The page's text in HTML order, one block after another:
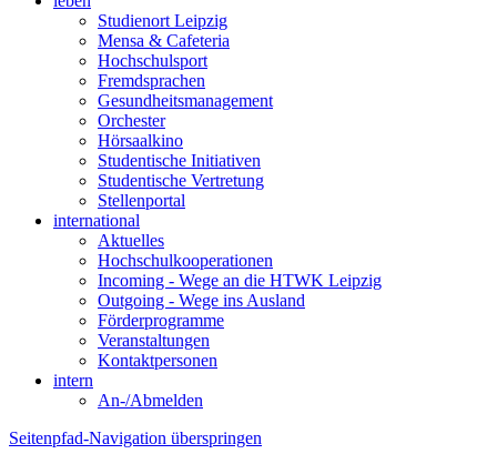
Studienort Leipzig
Mensa & Cafeteria
Hochschulsport
Fremdsprachen
Gesundheitsmanagement
Orchester
Hörsaalkino
Studentische Initiativen
Studentische Vertretung
Stellenportal
international
Aktuelles
Hochschulkooperationen
Incoming - Wege an die HTWK Leipzig
Outgoing - Wege ins Ausland
Förderprogramme
Veranstaltungen
Kontaktpersonen
intern
An-/Abmelden
Seitenpfad-Navigation überspringen